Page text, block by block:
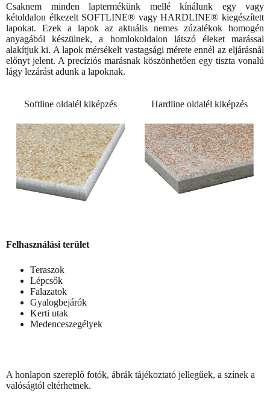
Csaknem minden laptermékünk mellé kínálunk egy vagy
kétoldalon élkezelt SOFTLINE® vagy HARDLINE® kiegészített
lapokat. Ezek a lapok az aktuális nemes zúzalékok homogén
anyagából készülnek, a homlokoldalon látszó éleket marással
alakítjuk ki. A lapok mérsékelt vastagsági mérete ennél az eljárásnál
előnyt jelent. A precíziós marásnak köszönhetően egy tiszta vonalú
lágy lezárást adunk a lapoknak.
Softline oldalél kiképzés Hardline oldalél kiképzés
Felhasználási terület
Teraszok
Lépcsők
Falazatok
Gyalogbejárók
Kerti utak
Medenceszegélyek
A honlapon szereplő fotók, ábrák tájékoztató jellegűek, a színek a
valóságtól eltérhetnek.